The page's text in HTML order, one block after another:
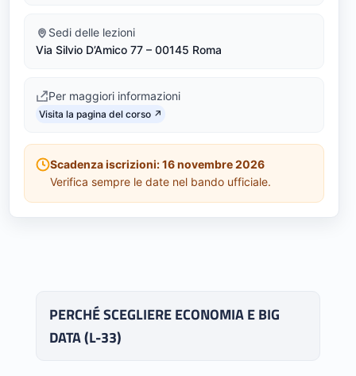
Sedi delle lezioni
Via Silvio D’Amico 77 – 00145 Roma
Per maggiori informazioni
Link identifier #identifier__117090-5Visita la pagina del corso ↗
Scadenza iscrizioni: 16 novembre 2026
Verifica sempre le date nel bando ufficiale.
PERCHÉ SCEGLIERE ECONOMIA E BIG
DATA (L-33)